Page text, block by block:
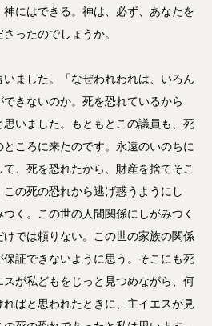
にはできる。神は、必ず、あなたを
ったのでしょうか。
ました。「なぜわれわれは、いろん
きないのか。死を恐れているから
いました。もともとこの議員も、死
ころに来たのです。永遠のいのちに
、死を恐れたから、財産を捨てそこ
の死の恐れから逃げ惑うようにし
く。この世の人間関係にしがみつく
では頼りない。この世の家族の関係
証できないように思う。そこにも死
が私どもをじっと見つめながら、何
ばと思われたときに、主イエスが見